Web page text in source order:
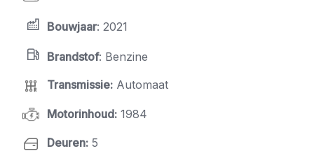
Bouwjaar: 2021
Brandstof: Benzine
Transmissie: Automaat
Motorinhoud: 1984
Deuren: 5